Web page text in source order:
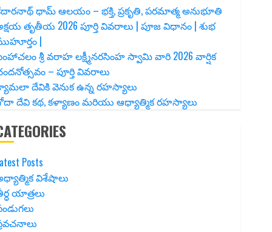
ధామ్ ఆలయం – భక్తి, ప్రకృతి, పరమాత్మ అనుభూతి
తృతీయ 2026 పూర్తి వివరాలు | పూజ విధానం | శుభ
|
శ్రీ వరాహ లక్ష్మీనరసింహ స్వామి వారి 2026 వార్షిక
– పూర్తి వివరాలు
దేవికి వెనుక ఉన్న రహస్యాలు
దేవి కథ, కళ్యాణం మరియు ఆధ్యాత్మిక రహస్యాలు
Posts
విశేషాలు
యాత్రలు